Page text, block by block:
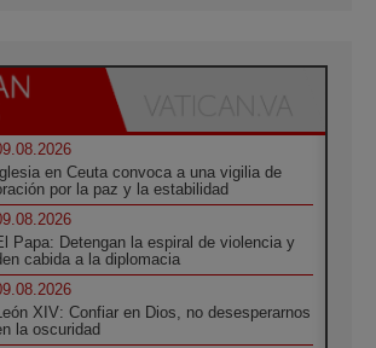
Iglesia en Ceuta convoca a una vigilia de
por la paz y la estabilidad
Papa: Detengan la espiral de violencia y
cabida a la diplomacia
León XIV: Confiar en Dios, no desesperarnos
la oscuridad